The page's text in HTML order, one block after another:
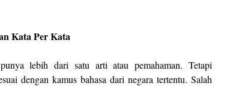
Kata Per Kata
lebih dari satu arti atau pemahaman. Tetapi
dengan kamus bahasa dari negara tertentu. Salah